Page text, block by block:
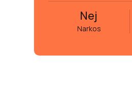
Nej
Narkos